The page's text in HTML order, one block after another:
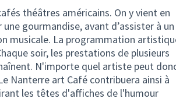
théâtres américains. On y vient en
gourmandise, avant d’assister à un
musicale. La programmation
soir, les prestations de plusieurs
N'importe quel artiste peut
Nanterre art Café contribuera ainsi à
les têtes d'affiches de l'humour